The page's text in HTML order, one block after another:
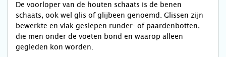
De voorloper van de houten schaats is de benen
schaats, ook wel glis of glijbeen genoemd. Glissen zijn
bewerkte en vlak geslepen runder- of paardenbotten,
die men onder de voeten bond en waarop alleen
gegleden kon worden.